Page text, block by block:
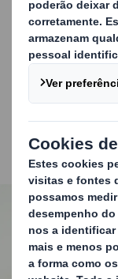
O seu packaging
cliente
concorrência. O
qualidade pode
momento em
experimentado
são avaliados.
deseja quando a
estão presentes.
Carousel. Use